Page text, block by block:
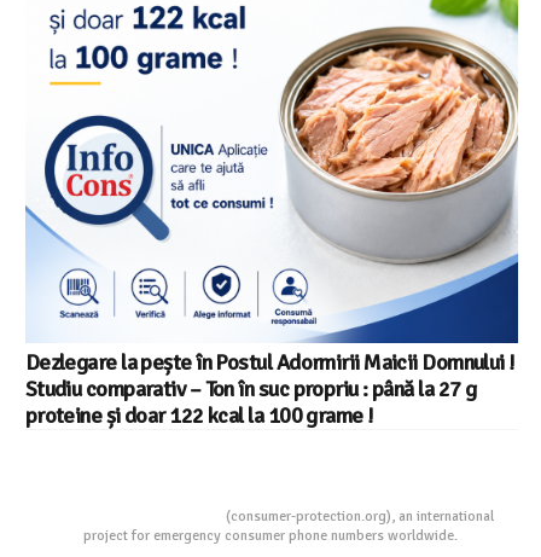
Dezlegare la pește în Postul Adormirii Maicii Domnului !
Studiu comparativ – Ton în suc propriu : până la 27 g
proteine și doar 122 kcal la 100 grame !
(consumer-protection.org), an international
project for emergency consumer phone numbers worldwide.